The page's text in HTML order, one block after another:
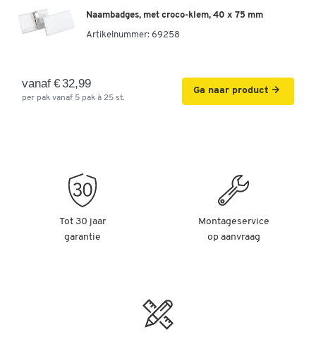
Naambadges, met croco-klem, 40 x 75 mm
Artikelnummer: 69258
vanaf € 32,99
per pak vanaf 5 pak à 25 st.
Ga naar product
Tot 30 jaar
garantie
Montageservice
op aanvraag